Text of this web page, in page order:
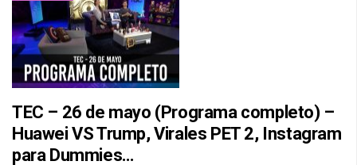
TEC – 26 de mayo (Programa completo) –
Huawei VS Trump, Virales PET 2, Instagram
para Dummies…